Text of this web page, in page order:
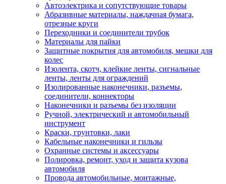
Автоэлектрика и сопутствующие товары
Абразивные материалы, наждачная бумага,
отрезные круги
Переходники и соединители трубок
Материалы для пайки
Защитные покрытия для автомобиля, мешки для
колес
Изолента, скотч, клейкие ленты, сигнальные
ленты, ленты для ограждений
Изолированные наконечники, разъемы,
соединители, коннекторы
Наконечники и разъемы без изоляции
Ручной, электрический и автомобильный
инструмент
Краски, грунтовки, лаки
Кабельные наконечники и гильзы
Охранные системы и аксессуары
Полировка, ремонт, уход и защита кузова
автомобиля
Провода автомобильные, монтажные,